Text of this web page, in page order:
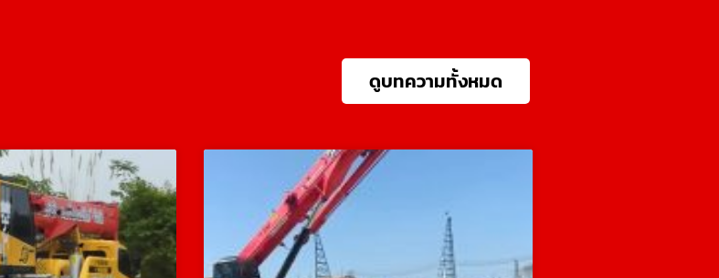
ดูบทความทั้งหมด